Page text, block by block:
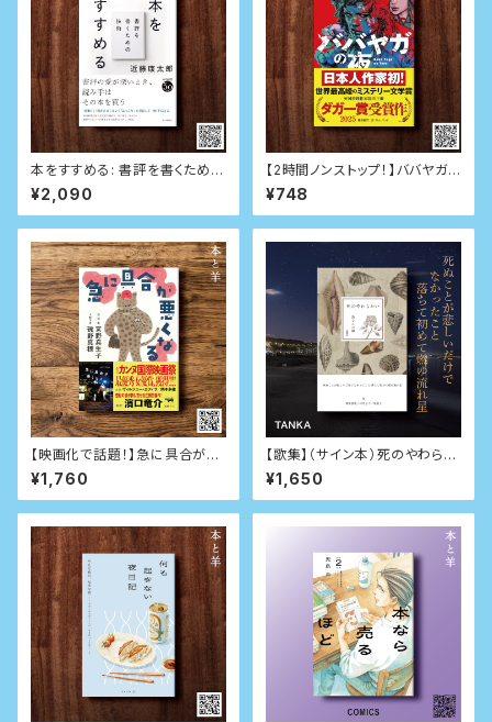
本をすすめる: 書評を書くための
技術
¥2,090
【2時間ノンストップ！】ババヤガ
の夜
¥748
【映画化で話題！】急に具合が悪
くなる
¥1,760
【歌集】（サイン本）死のやわらか
い（本と羊特別直筆短歌・イラス
ト入り）
¥1,650